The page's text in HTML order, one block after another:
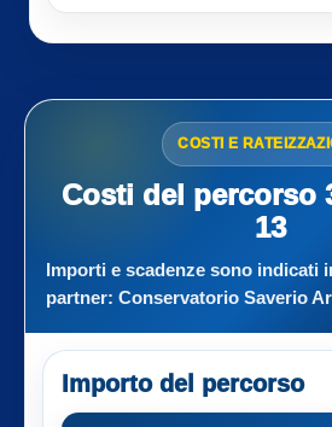
COSTI E
Costi del percorso
13
Importi e scadenze sono indicati
partner: Conservatorio Saverio
Importo del percorso